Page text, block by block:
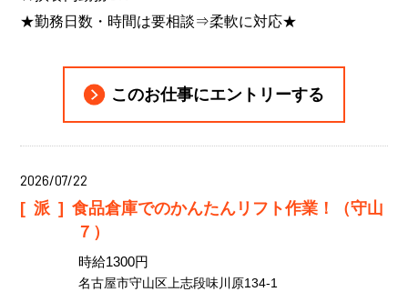
★勤務日数・時間は要相談⇒柔軟に対応★
このお仕事にエントリーする
2026/07/22
[派]食品倉庫でのかんたんリフト作業！（守山
７）
時給1300円
名古屋市守山区上志段味川原134-1